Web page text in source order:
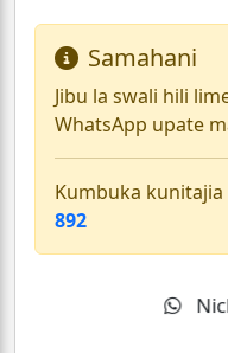
Samahani
Jibu la swali hili
WhatsApp upate
Kumbuka
892